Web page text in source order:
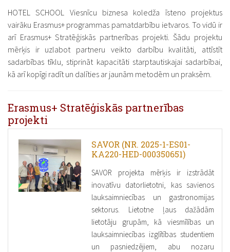
HOTEL SCHOOL Viesnīcu biznesa koledža īsteno projektus
vairāku Erasmus+ programmas pamatdarbību ietvaros. To vidū ir
arī Erasmus+ Stratēģiskās partnerības projekti. Šādu projektu
mērķis ir uzlabot partneru veikto darbību kvalitāti, attīstīt
sadarbības tīklu, stiprināt kapacitāti starptautiskajai sadarbībai,
kā arī kopīgi radīt un dalīties ar jaunām metodēm un praksēm.
Erasmus+ Stratēģiskās partnerības
projekti
SAVOR (NR. 2025-1-ES01-
KA220-HED-000350651)
SAVOR projekta mērķis ir izstrādāt
inovatīvu datorlietotni, kas savienos
lauksaimniecības un gastronomijas
sektorus. Lietotne ļaus dažādām
lietotāju grupām, kā viesmīlības un
lauksaimniecības izglītības studentiem
un pasniedzējiem, abu nozaru